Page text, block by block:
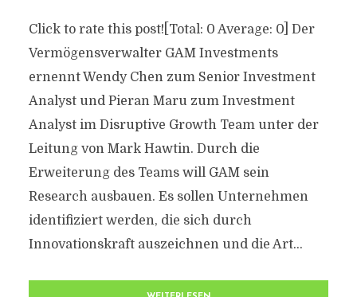
Click to rate this post![Total: 0 Average: 0] Der
Vermögensverwalter GAM Investments
ernennt Wendy Chen zum Senior Investment
Analyst und Pieran Maru zum Investment
Analyst im Disruptive Growth Team unter der
Leitung von Mark Hawtin. Durch die
Erweiterung des Teams will GAM sein
Research ausbauen. Es sollen Unternehmen
identifiziert werden, die sich durch
Innovationskraft auszeichnen und die Art...